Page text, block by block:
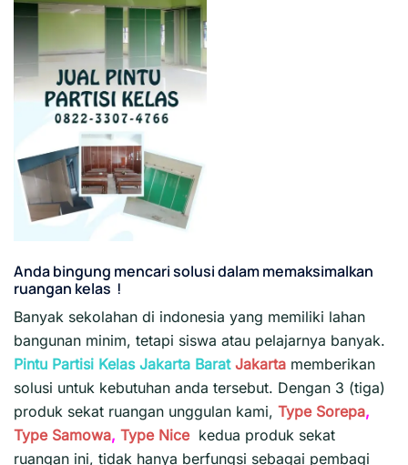
Anda bingung mencari solusi dalam memaksimalkan
ruangan kelas !
Banyak sekolahan di indonesia yang memiliki lahan
bangunan minim, tetapi siswa atau pelajarnya banyak.
Pintu Partisi Kelas Jakarta Barat Jakarta memberikan
solusi untuk kebutuhan anda tersebut. Dengan 3 (tiga)
produk sekat ruangan unggulan kami, Type Sorepa,
Type Samowa, Type Nice kedua produk sekat
ruangan ini, tidak hanya berfungsi sebagai pembagi